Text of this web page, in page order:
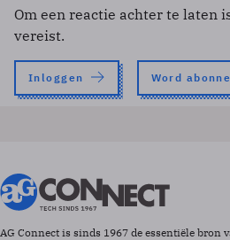
Om een reactie achter te laten
vereist.
Inloggen Word
AG Connect is sinds 1967 de essentiële bron